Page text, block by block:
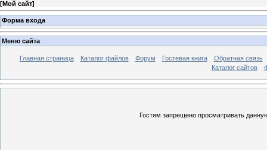
[Мой сайт]
Форма входа
Меню сайта
Главная страница Каталог файлов Форум Гостевая книга
Обратная связь
Каталог сайтов
Гостям запрещено просматривать